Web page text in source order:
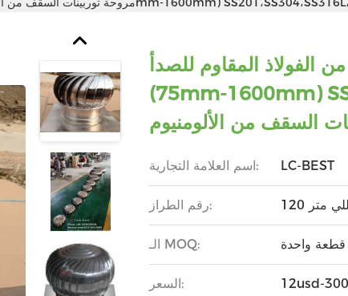
الفولاذ المقاوم للصدأ
(75mm-1600mm) SS201،SS304،SS316L،
السقف من الألومنيوم
اسم العلامة التجارية: LC-BEST
رقم الطراز:
الـ MOQ: قطعة واحدة
السعر: 12usd-